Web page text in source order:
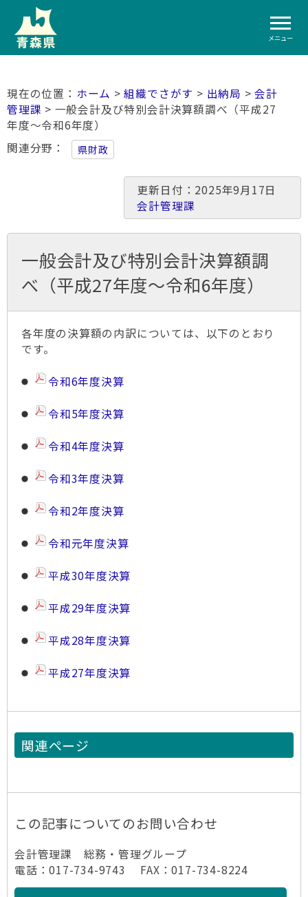
メニュー
ホーム >組織でさがす > 出納局 >会計
管理課 > 一般会計及び特別会計決算額調べ（平成27
年度～令和6年度）
関連分野
県財政
更新日付：2025年9月17日
会計管理課
一般会計及び特別会計決算額調
べ（平成27年度～令和6年度）
各年度の決算額の内訳については、以下のとおり
です。
令和6年度決算
令和5年度決算
令和4年度決算
令和3年度決算
令和2年度決算
令和元年度決算
平成30年度決算
平成29年度決算
平成28年度決算
平成27年度決算
関連ページ
この記事についてのお問い合わせ
会計管理課 総務・管理グループ
電話：017-734-9743 FAX：017-734-8224